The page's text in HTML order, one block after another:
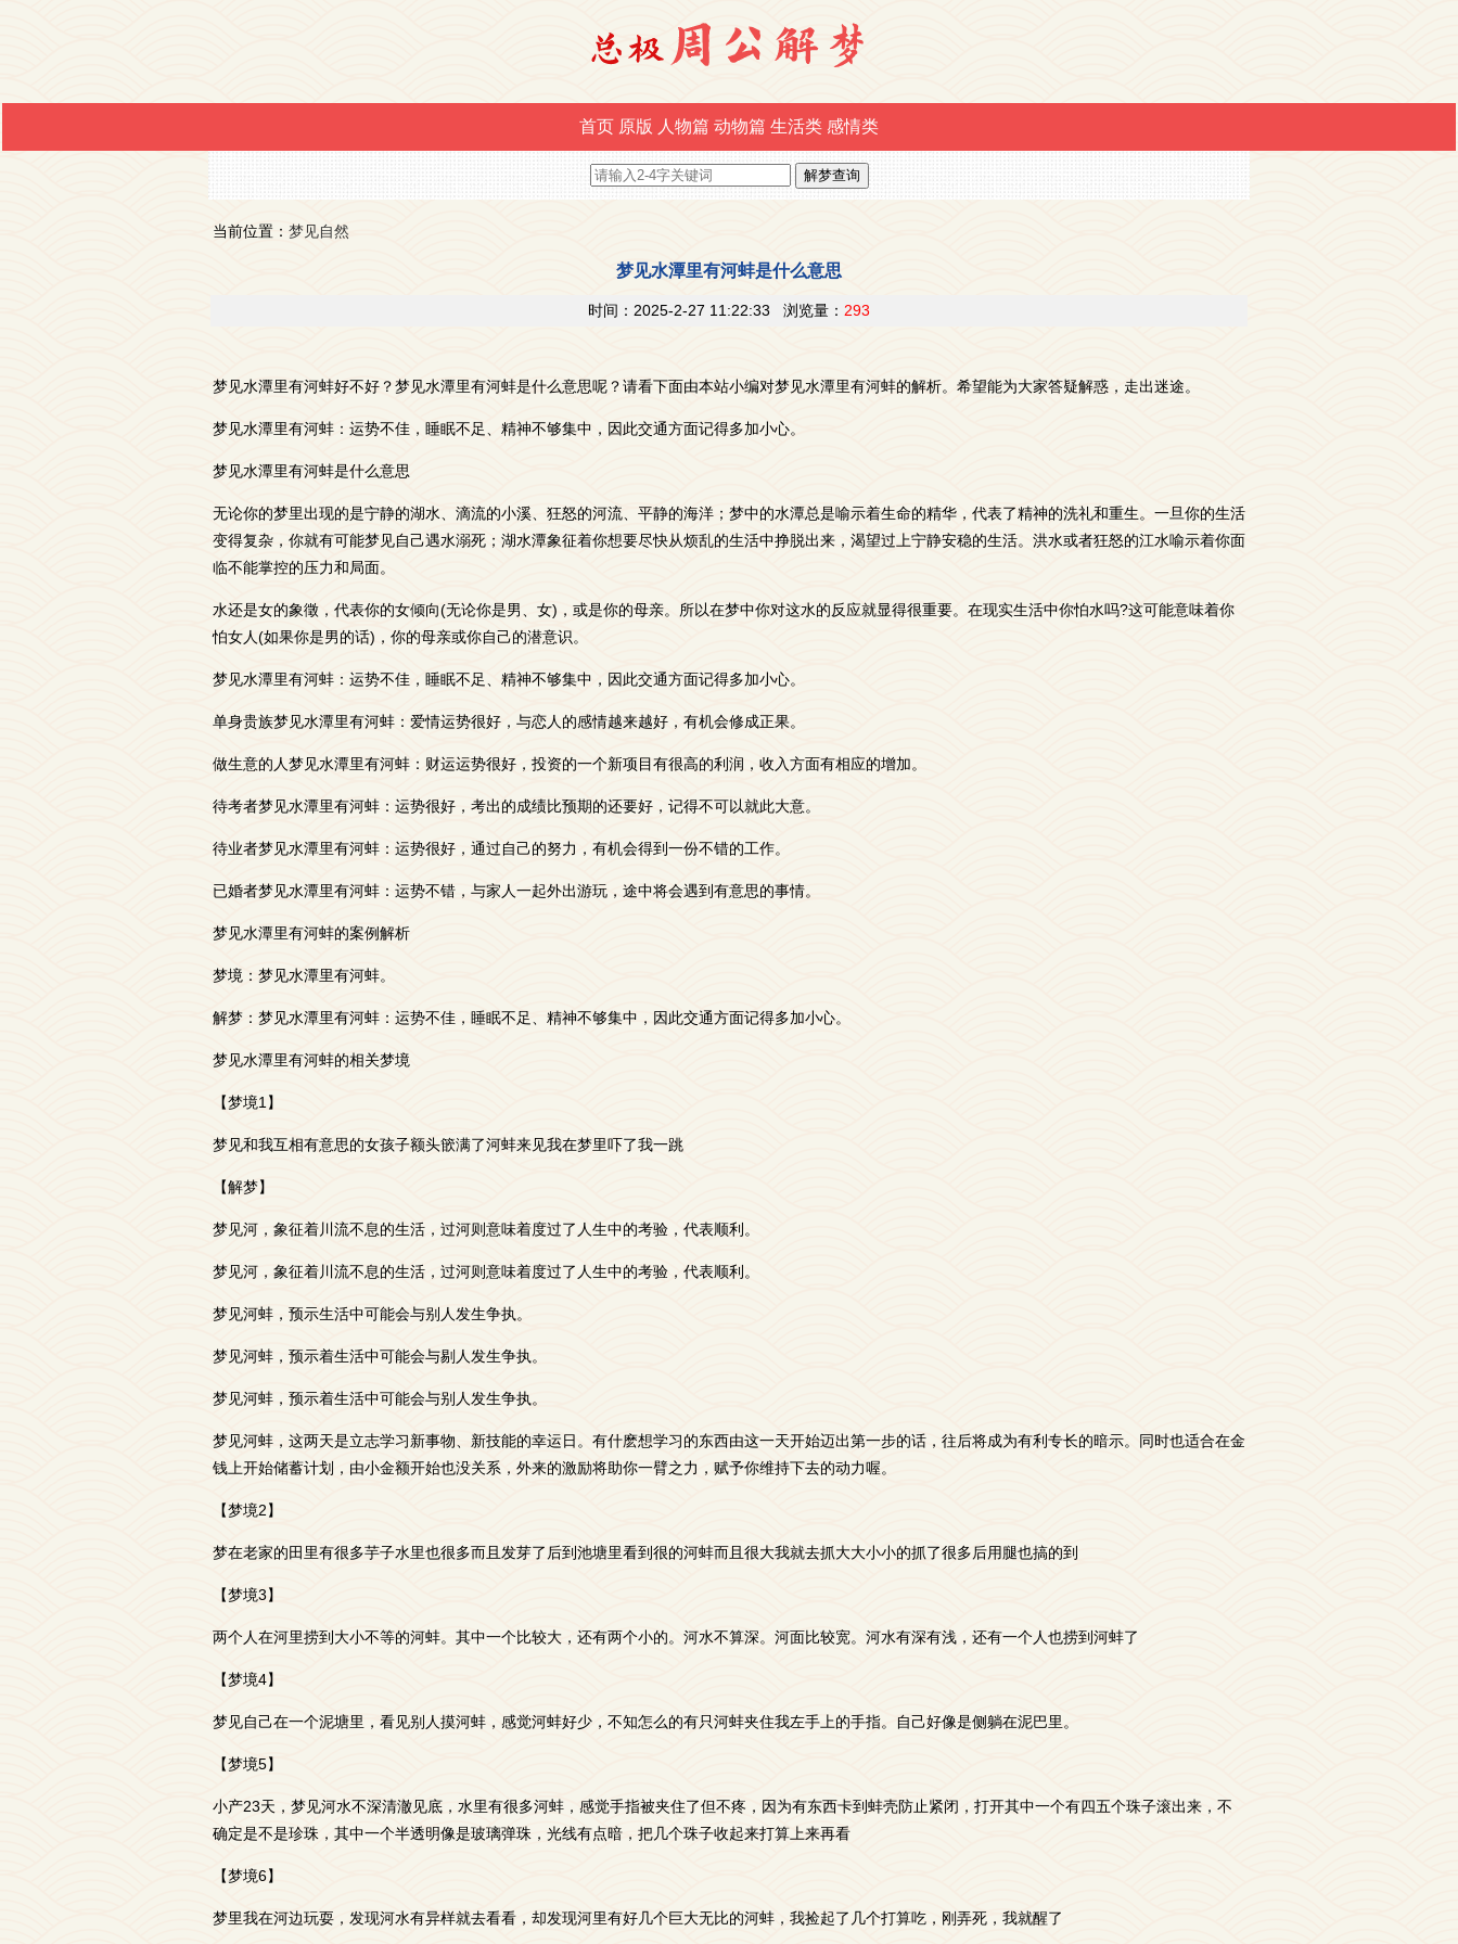
首页 原版 人物篇 动物篇 生活类 感情类
当前位置： 梦见自然
梦见水潭里有河蚌是什么意思
时间：2025-2-27 11:22:33 浏览量： 293
梦见水潭里有河蚌好不好？梦见水潭里有河蚌是什么意思呢？请看下面由本站小编对梦见水潭里有河蚌的解析。希望能为大家答疑解惑，走出迷途。
梦见水潭里有河蚌：运势不佳，睡眠不足、精神不够集中，因此交通方面记得多加小心。
梦见水潭里有河蚌是什么意思
无论你的梦里出现的是宁静的湖水、滴流的小溪、狂怒的河流、平静的海洋；梦中的水潭总是喻示着生命的精华，代表了精神的洗礼和重生。一旦你的生活
变得复杂，你就有可能梦见自己遇水溺死；湖水潭象征着你想要尽快从烦乱的生活中挣脱出来，渴望过上宁静安稳的生活。洪水或者狂怒的江水喻示着你面
临不能掌控的压力和局面。
水还是女的象徵，代表你的女倾向(无论你是男、女)，或是你的母亲。所以在梦中你对这水的反应就显得很重要。在现实生活中你怕水吗?这可能意味着你
怕女人(如果你是男的话)，你的母亲或你自己的潜意识。
梦见水潭里有河蚌：运势不佳，睡眠不足、精神不够集中，因此交通方面记得多加小心。
单身贵族梦见水潭里有河蚌：爱情运势很好，与恋人的感情越来越好，有机会修成正果。
做生意的人梦见水潭里有河蚌：财运运势很好，投资的一个新项目有很高的利润，收入方面有相应的增加。
待考者梦见水潭里有河蚌：运势很好，考出的成绩比预期的还要好，记得不可以就此大意。
待业者梦见水潭里有河蚌：运势很好，通过自己的努力，有机会得到一份不错的工作。
已婚者梦见水潭里有河蚌：运势不错，与家人一起外出游玩，途中将会遇到有意思的事情。
梦见水潭里有河蚌的案例解析
梦境：梦见水潭里有河蚌。
解梦：梦见水潭里有河蚌：运势不佳，睡眠不足、精神不够集中，因此交通方面记得多加小心。
梦见水潭里有河蚌的相关梦境
【梦境1】
梦见和我互相有意思的女孩子额头篏满了河蚌来见我在梦里吓了我一跳
【解梦】
梦见河，象征着川流不息的生活，过河则意味着度过了人生中的考验，代表顺利。
梦见河，象征着川流不息的生活，过河则意味着度过了人生中的考验，代表顺利。
梦见河蚌，预示生活中可能会与别人发生争执。
梦见河蚌，预示着生活中可能会与剔人发生争执。
梦见河蚌，预示着生活中可能会与别人发生争执。
梦见河蚌，这两天是立志学习新事物、新技能的幸运日。有什麽想学习的东西由这一天开始迈出第一步的话，往后将成为有利专长的暗示。同时也适合在金
钱上开始储蓄计划，由小金额开始也没关系，外来的激励将助你一臂之力，赋予你维持下去的动力喔。
【梦境2】
梦在老家的田里有很多芋子水里也很多而且发芽了后到池塘里看到很的河蚌而且很大我就去抓大大小小的抓了很多后用腿也搞的到
【梦境3】
两个人在河里捞到大小不等的河蚌。其中一个比较大，还有两个小的。河水不算深。河面比较宽。河水有深有浅，还有一个人也捞到河蚌了
【梦境4】
梦见自己在一个泥塘里，看见别人摸河蚌，感觉河蚌好少，不知怎么的有只河蚌夹住我左手上的手指。自己好像是侧躺在泥巴里。
【梦境5】
小产23天，梦见河水不深清澈见底，水里有很多河蚌，感觉手指被夹住了但不疼，因为有东西卡到蚌壳防止紧闭，打开其中一个有四五个珠子滚出来，不
确定是不是珍珠，其中一个半透明像是玻璃弹珠，光线有点暗，把几个珠子收起来打算上来再看
【梦境6】
梦里我在河边玩耍，发现河水有异样就去看看，却发现河里有好几个巨大无比的河蚌，我捡起了几个打算吃，刚弄死，我就醒了